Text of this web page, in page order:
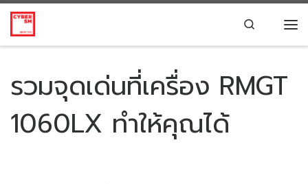
Skip to content Search
รวมจุดเด่นที่เครื่อง RMGT
1060LX ทำให้คุณได้